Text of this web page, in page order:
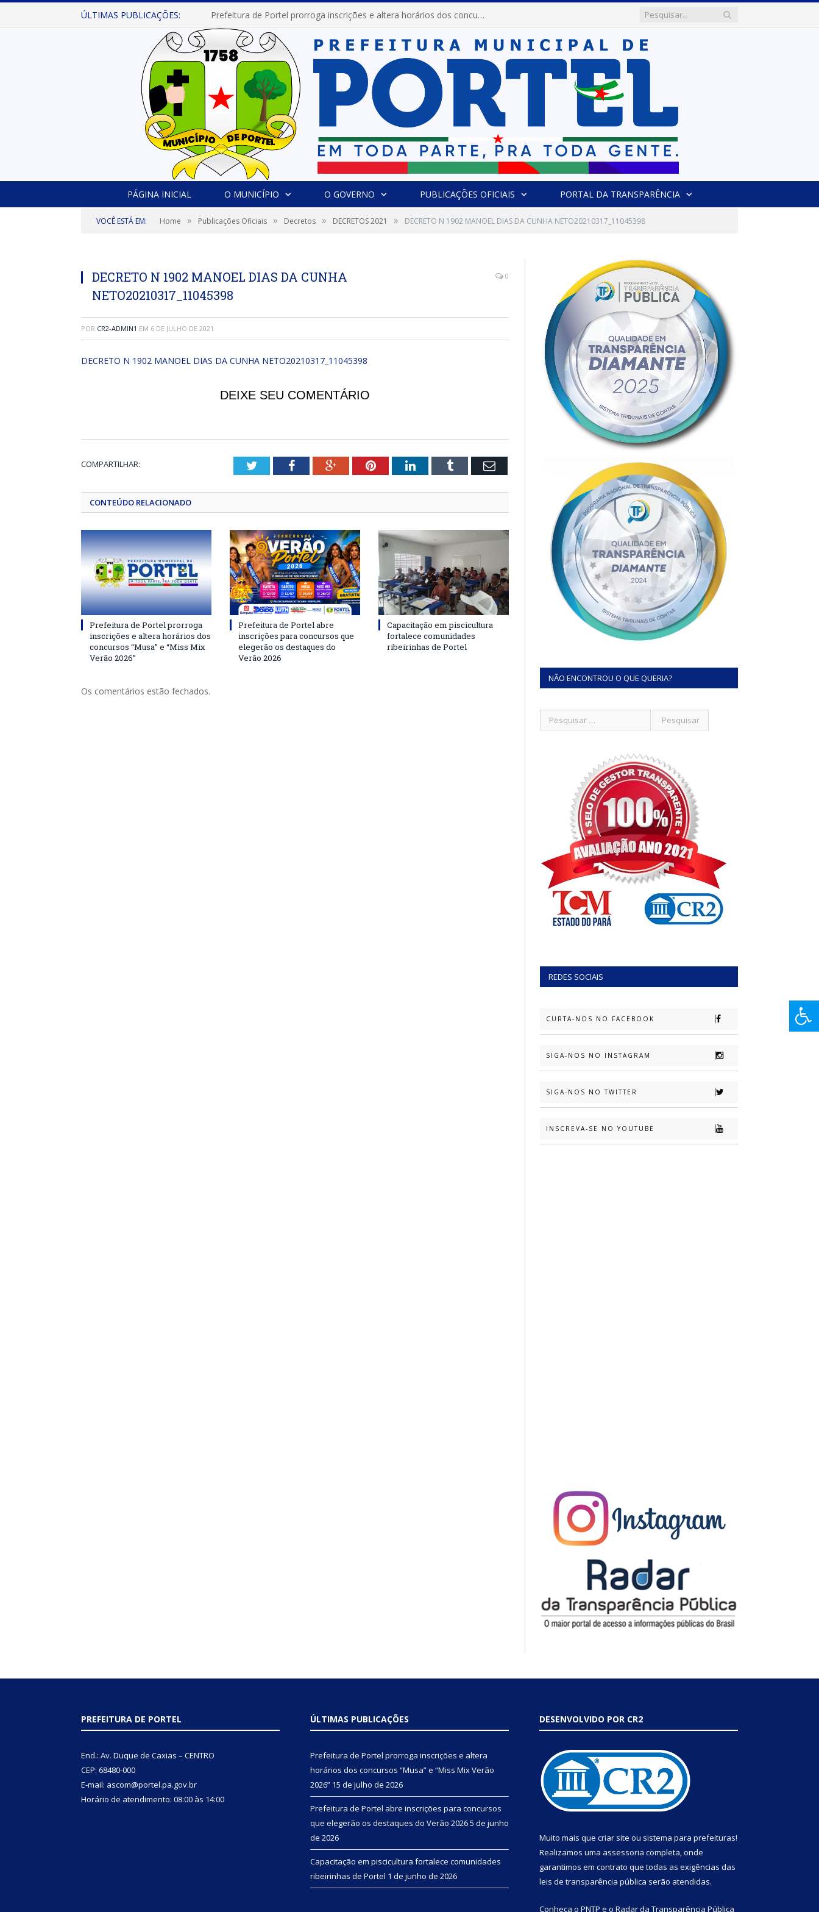
ÚLTIMAS PUBLICAÇÕES: Prefeitura de Portel prorroga inscrições e altera horários dos concursos “Musa” e “Miss Mix Verão 2026”
PÁGINA INICIAL O MUNICÍPIO O GOVERNO PUBLICAÇÕES OFICIAIS PORTAL DA TRANSPARÊNCIA
VOCÊ ESTÁ EM: Home » Publicações Oficiais » Decretos » DECRETOS 2021 » DECRETO N 1902 MANOEL DIAS DA CUNHA NETO20210317_11045398
DECRETO N 1902 MANOEL DIAS DA CUNHA
NETO20210317_11045398
0
POR CR2-ADMIN1 EM 6 DE JULHO DE 2021
DECRETO N 1902 MANOEL DIAS DA CUNHA NETO20210317_11045398
DEIXE SEU COMENTÁRIO
COMPARTILHAR: TwitterFacebookGoogle+PinterestLinkedInTumblr Email
CONTEÚDO RELACIONADO
Prefeitura de Portel prorroga
inscrições e altera horários dos
concursos “Musa” e “Miss Mix
Verão 2026”
Prefeitura de Portel abre
inscrições para concursos que
elegerão os destaques do
Verão 2026
Capacitação em piscicultura
fortalece comunidades
ribeirinhas de Portel
Os comentários estão fechados.
NÃO ENCONTROU O QUE QUERIA?
REDES SOCIAIS
CURTA-NOS NO FACEBOOK
SIGA-NOS NO INSTAGRAM
SIGA-NOS NO TWITTER
INSCREVA-SE NO YOUTUBE
PREFEITURA DE PORTEL
End.: Av. Duque de Caxias – CENTRO
CEP: 68480-000
E-mail: ascom@portel.pa.gov.br
Horário de atendimento: 08:00 às 14:00
ÚLTIMAS PUBLICAÇÕES
Prefeitura de Portel prorroga inscrições e altera
horários dos concursos “Musa” e “Miss Mix Verão
2026” 15 de julho de 2026
Prefeitura de Portel abre inscrições para concursos
que elegerão os destaques do Verão 20265 de junho
de 2026
Capacitação em piscicultura fortalece comunidades
ribeirinhas de Portel 1 de junho de 2026
DESENVOLVIDO POR CR2
Muito mais que criar site ou sistema para prefeituras!
Realizamos uma assessoria completa, onde
garantimos em contrato que todas as exigências das
leis de transparência pública serão atendidas.
Conheça o PNTP e o Radar da Transparência Pública